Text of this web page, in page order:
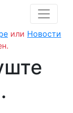
или Новости